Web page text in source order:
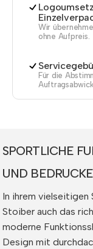
Wir
ohne Aufpreis.
Für die
SPORTLICHE
UND
In ihrem
Stoiber auch das
moderne
Design mit